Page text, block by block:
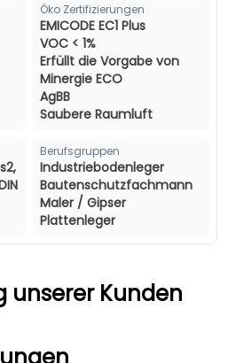
Öko Zertifizierungen
EMICODE EC1 Plus
VOC < 1%
Erfüllt die Vorgabe von
Minergie ECO
AgBB
Saubere Raumluft
Berufsgruppen
Industriebodenleger
Bautenschutzfachmann
Maler / Gipser
Plattenleger
unserer Kunden